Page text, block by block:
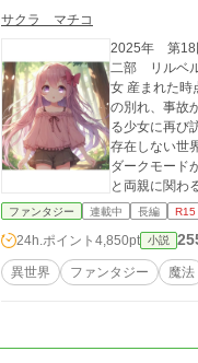
サクラ マチコ
2025年 第18回フ
二部 リルベルッティ大陸
女 産まれた時点
の別れ、事故
る少女に再び
存在しない世界ではどんな未来が
ダークモード
と両親に関わ
お気を付けくださいませ('◇')ゞ ※注※ 主人公が『
人公ヴィオの天真爛漫キ
カクヨム先行
ず。 ※登場人物、地図情報など、設定集を別途投稿いたしました。 ※主人公の母アイリスなどのショートストーリ
ファンタジー 連載中 長編 R15
24h.ポイント 4,850pt 小説
異世界 ファンタジー 魔法